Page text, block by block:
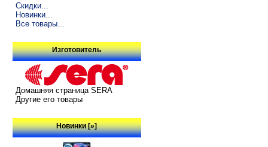
Скидки...
Новинки...
Все товары...
Изготовитель
Домашняя страница SERA
Другие его товары
Новинки [»]